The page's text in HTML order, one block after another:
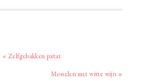
Vorig
« Zelfgebakken patat
Volgend
Mosselen met witte wijn »